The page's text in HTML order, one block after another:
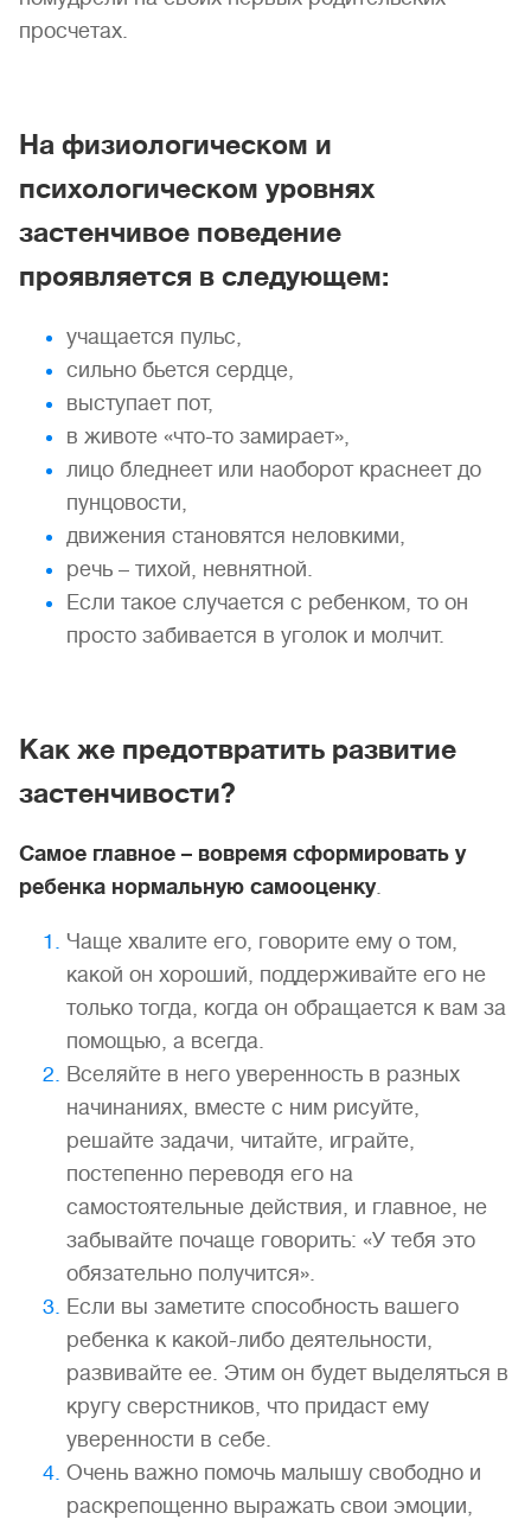
просчетах.
На физиологическом и
психологическом уровнях
застенчивое поведение
проявляется в следующем:
учащается пульс,
сильно бьется сердце,
выступает пот,
в животе «что-то замирает»,
лицо бледнеет или наоборот краснеет до
пунцовости,
движения становятся неловкими,
речь – тихой, невнятной.
Если такое случается с ребенком, то он
просто забивается в уголок и молчит.
Как же предотвратить развитие
застенчивости?
Самое главное – вовремя сформировать у
ребенка нормальную самооценку.
Чаще хвалите его, говорите ему о том,
какой он хороший, поддерживайте его не
только тогда, когда он обращается к вам за
помощью, а всегда.
Вселяйте в него уверенность в разных
начинаниях, вместе с ним рисуйте,
решайте задачи, читайте, играйте,
постепенно переводя его на
самостоятельные действия, и главное, не
забывайте почаще говорить: «У тебя это
обязательно получится».
Если вы заметите способность вашего
ребенка к какой-либо деятельности,
развивайте ее. Этим он будет выделяться в
кругу сверстников, что придаст ему
уверенности в себе.
Очень важно помочь малышу свободно и
раскрепощенно выражать свои эмоции,